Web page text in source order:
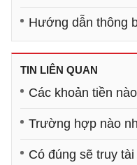
Hướng dẫn thông
TIN LIÊN QUAN
Các khoản tiền
Trường hợp nào
Có đúng sẽ truy